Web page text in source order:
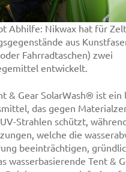
Abhilfe: Nikwax hat für
aus
Fahrradtaschen) zwei
entwickelt.
& Gear SolarWash® ist ein
das gegen
Strahlen schützt,
welche die
beeinträchtigen,
wasserbasierende Tent &